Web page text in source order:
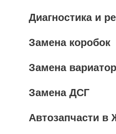
Диагностика и
Замена коробок
Замена
Замена ДСГ
Автозапчасти в